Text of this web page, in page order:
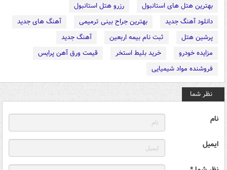
بهترین هتل های استانبول
رزرو هتل استانبول
دانلود آهنگ جدید
بهترین جراح بینی ترمیمی
آهنگ های جدید
پرشین هتل
ثبت نام بیمه اربعین
آهنگ جدید
مزایده خودرو
خرید بلیط استخر
قیمت ورق آهن پرایس
فروشنده مواد شیمیایی
نظر شما
نام
ایمیل